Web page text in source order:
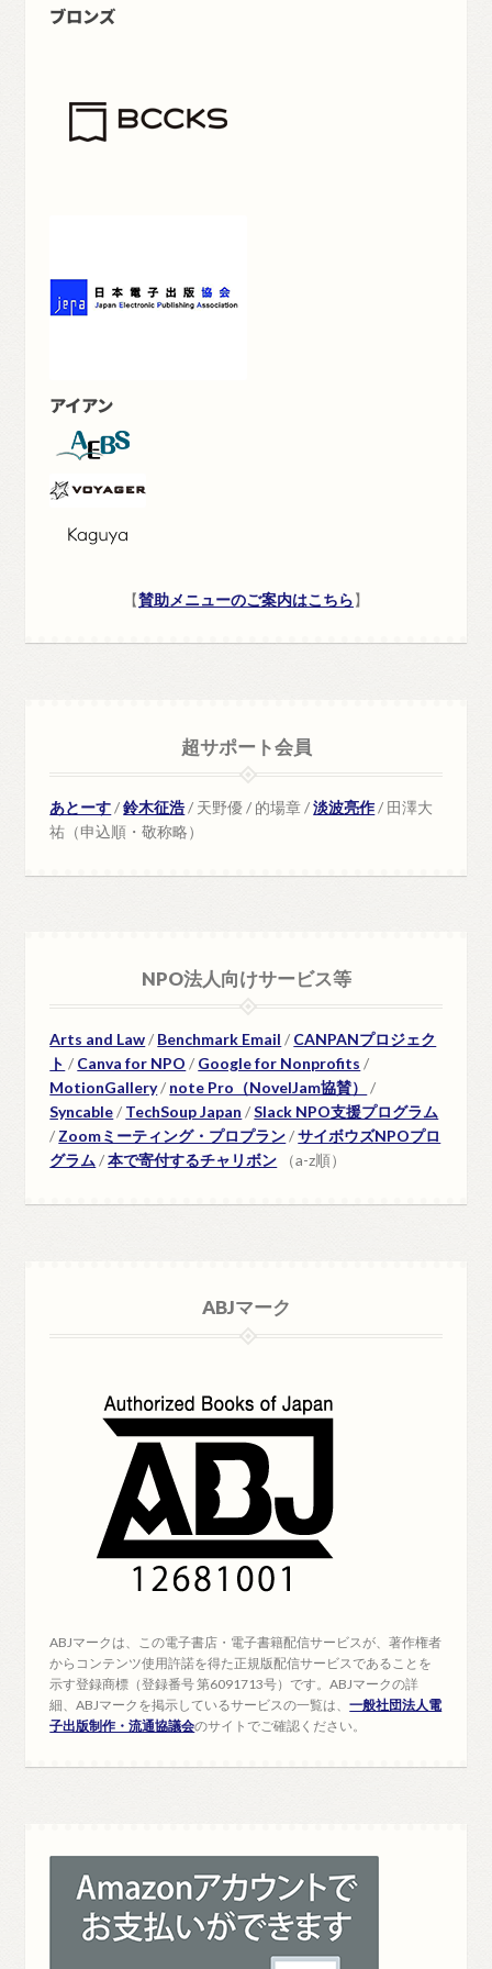
ブロンズ
アイアン
【賛助メニューのご案内はこちら】
超サポート会員
あとーす/鈴木征浩/ 天野優 / 的場章 /淡波亮作/ 田澤大
祐（申込順・敬称略）
NPO法人向けサービス等
Arts and Law/ Benchmark Email / CANPANプロジェク
ト / Canva for NPO / Google for Nonprofits /
MotionGallery/ note Pro（NovelJam協賛）
/
Syncable/ TechSoup Japan /Slack NPO支援プログラム
/ Zoomミーティング・プロプラン/サイボウズNPOプロ
グラム /本で寄付するチャリボン （a-z順）
ABJマーク
ABJマークは、この電子書店・電子書籍配信サービスが、著作権者
からコンテンツ使用許諾を得た正規版配信サービスであることを
示す登録商標（登録番号 第6091713号）です。ABJマークの詳
細、ABJマークを掲示しているサービスの一覧は、一般社団法人電
子出版制作・流通協議会のサイトでご確認ください。